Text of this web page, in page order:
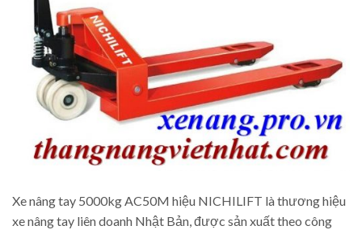
Xe nâng tay 5000kg AC50M hiệu NICHILIFT là thương hiệu
xe nâng tay liên doanh Nhật Bản, được sản xuất theo công